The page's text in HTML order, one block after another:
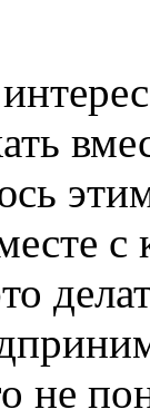
не